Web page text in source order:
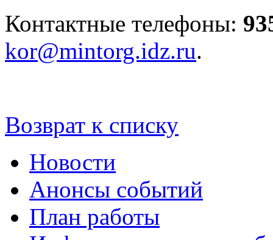
Контактные телефоны:
kor@mintorg.idz.ru.
Возврат к списку
Новости
Анонсы событий
План работы